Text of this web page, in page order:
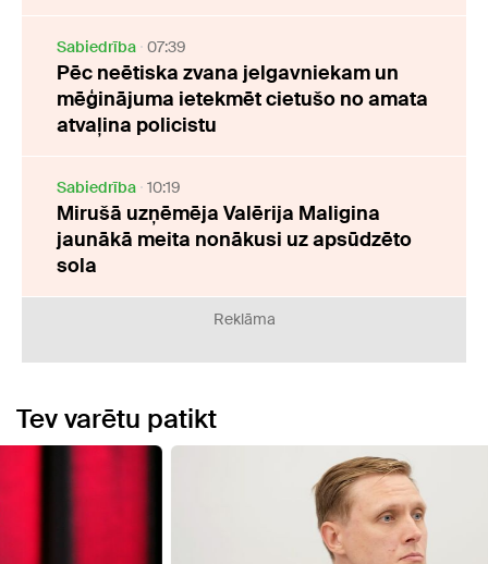
Sabiedrība 07:39
Pēc neētiska zvana jelgavniekam un
mēģinājuma ietekmēt cietušo no amata
atvaļina policistu
Sabiedrība 10:19
Mirušā uzņēmēja Valērija Maligina
jaunākā meita nonākusi uz apsūdzēto
sola
Reklāma
Tev varētu patikt